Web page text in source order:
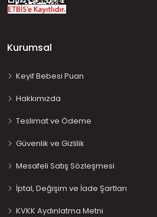
Kurumsal
Keyif Bebesi Puan
Hakkımızda
Teslimat ve Ödeme
Güvenlik ve Gizlilik
Mesafeli Satış Sözleşmesi
İptal, Değişim ve İade Şartları
KVKK Aydınlatma Metni